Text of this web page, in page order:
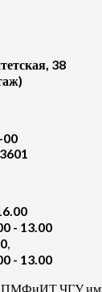
38
00
- 13.00
,
- 13.00
ПМФиИТ ЧГУ им.